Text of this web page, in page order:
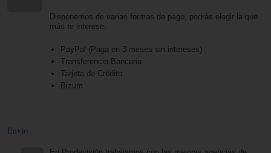
Disponemos de varias formas de pago, podrás elegir la que
más te interese.
PayPal (Paga en 3 meses sin intereses)
Transferencia Bancaria
Tarjeta de Crédito
Bizum
Envío